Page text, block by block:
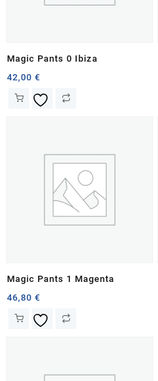
Magic Pants 0 Ibiza
42,00 €
Magic Pants 1 Magenta
46,80 €